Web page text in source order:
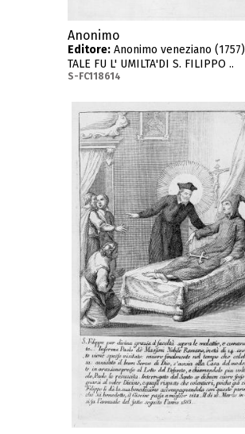
Anonimo
Editore:Anonimo veneziano (1757)
TALE FU L' UMILTA'DI S. FILIPPO ..
S-FC118614